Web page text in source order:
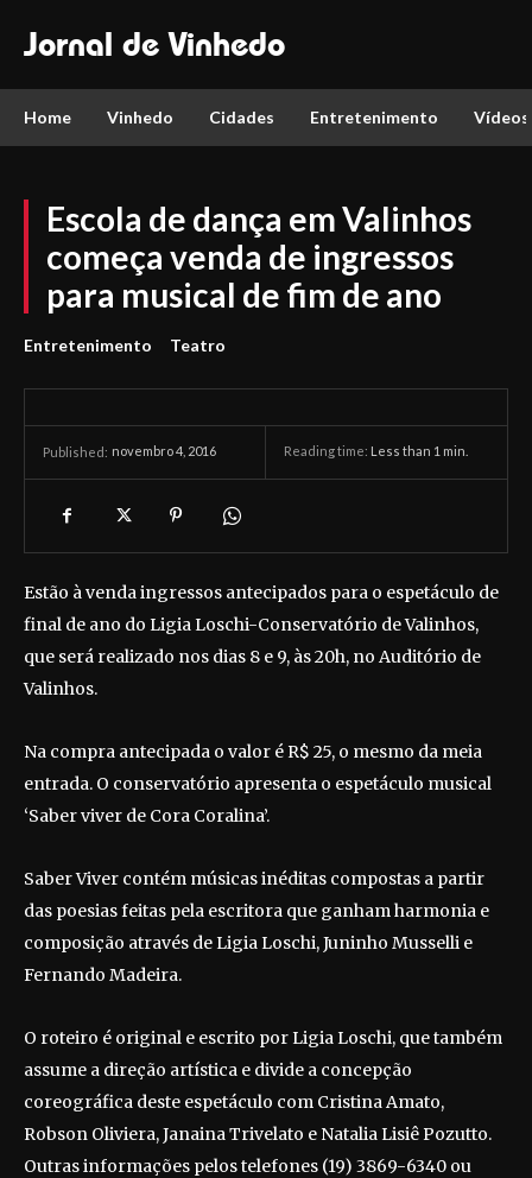
Jornal de Vinhedo
Home Vinhedo Cidades Entretenimento Vídeos
Escola de dança em Valinhos
começa venda de ingressos
para musical de fim de ano
Entretenimento Teatro
Published: novembro 4, 2016 Reading time: Less than 1 min.
Estão à venda ingressos antecipados para o espetáculo de
final de ano do Ligia Loschi-Conservatório de Valinhos,
que será realizado nos dias 8 e 9, às 20h, no Auditório de
Valinhos.
Na compra antecipada o valor é R$ 25, o mesmo da meia
entrada. O conservatório apresenta o espetáculo musical
‘Saber viver de Cora Coralina’.
Saber Viver contém músicas inéditas compostas a partir
das poesias feitas pela escritora que ganham harmonia e
composição através de Ligia Loschi, Juninho Musselli e
Fernando Madeira.
O roteiro é original e escrito por Ligia Loschi, que também
assume a direção artística e divide a concepção
coreográfica deste espetáculo com Cristina Amato,
Robson Oliviera, Janaina Trivelato e Natalia Lisiê Pozutto.
Outras informações pelos telefones (19) 3869-6340 ou